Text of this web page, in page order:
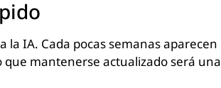
la IA. Cada pocas semanas aparecen
mantenerse actualizado será una